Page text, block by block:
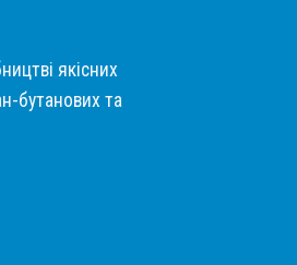
якісних
бутанових та